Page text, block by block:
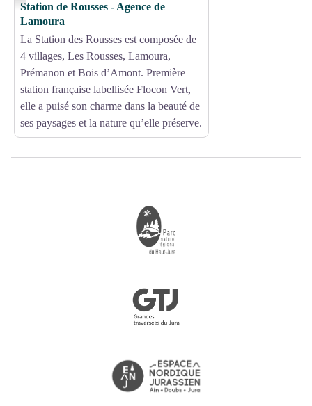
Station de Rousses - Agence de
Lamoura
La Station des Rousses est composée de
4 villages, Les Rousses, Lamoura,
Prémanon et Bois d’Amont. Première
station française labellisée Flocon Vert,
elle a puisé son charme dans la beauté de
ses paysages et la nature qu’elle préserve.